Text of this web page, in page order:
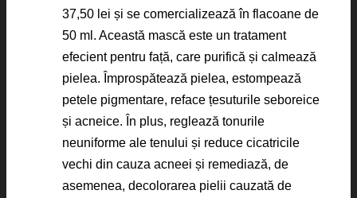
37,50 lei și se comercializează în flacoane de
50 ml. Această mască este un tratament
efecient pentru față, care purifică și calmează
pielea. Împrospătează pielea, estompează
petele pigmentare, reface țesuturile seboreice
și acneice. În plus, reglează tonurile
neuniforme ale tenului și reduce cicatricile
vechi din cauza acneei și remediază, de
asemenea, decolorarea pielii cauzată de